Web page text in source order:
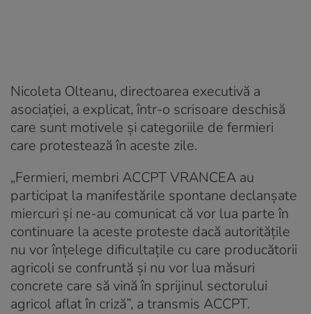
Nicoleta Olteanu, directoarea executivă a
asociației, a explicat, într-o scrisoare deschisă
care sunt motivele și categoriile de fermieri
care protestează în aceste zile.
„Fermieri, membri ACCPT VRANCEA au
participat la manifestările spontane declanşate
miercuri şi ne-au comunicat că vor lua parte în
continuare la aceste proteste dacă autorităţile
nu vor înţelege dificultaţile cu care producătorii
agricoli se confruntă şi nu vor lua măsuri
concrete care să vină în sprijinul sectorului
agricol aflat în criză”, a transmis ACCPT.